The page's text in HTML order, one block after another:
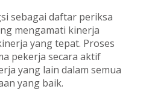
sebagai daftar periksa
mengamati kinerja
yang tepat. Proses
pekerja secara aktif
yang lain dalam semua
yang baik.